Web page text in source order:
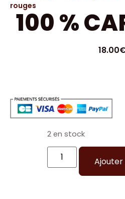
rouges
100 %
18.00
2 en stock
Ajouter